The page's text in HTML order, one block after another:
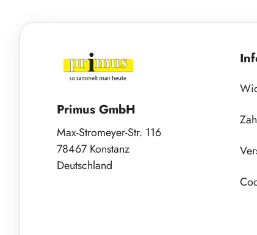
Primus GmbH
Max-Stromeyer-Str. 116
78467 Konstanz
Deutschland